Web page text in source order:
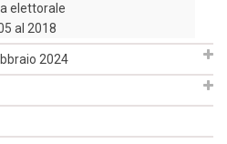
elettorale
al 2018
2024